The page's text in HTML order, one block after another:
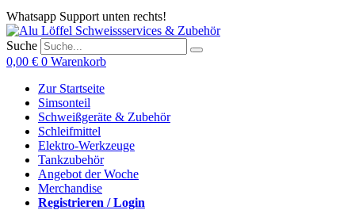
Whatsapp Support unten rechts!
Suche
0,00 € 0 Warenkorb
Zur Startseite
Simsonteil
Schweißgeräte & Zubehör
Schleifmittel
Elektro-Werkzeuge
Tankzubehör
Angebot der Woche
Merchandise
Registrieren / Login